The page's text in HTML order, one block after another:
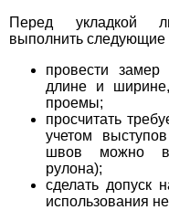
Перед укладкой
выполнить следующие
провести
длине и
проемы;
просчитать
учетом
швов можно
рулона);
сделать допуск
использования